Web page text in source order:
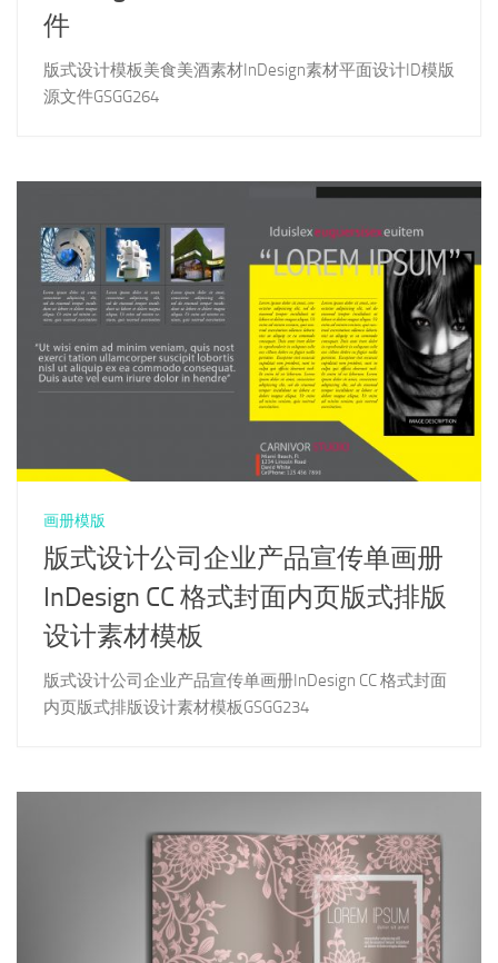
件
版式设计模板美食美酒素材InDesign素材平面设计ID模版
源文件GSGG264
画册模版
版式设计公司企业产品宣传单画册
InDesign CC 格式封面内页版式排版
设计素材模板
版式设计公司企业产品宣传单画册InDesign CC 格式封面
内页版式排版设计素材模板GSGG234